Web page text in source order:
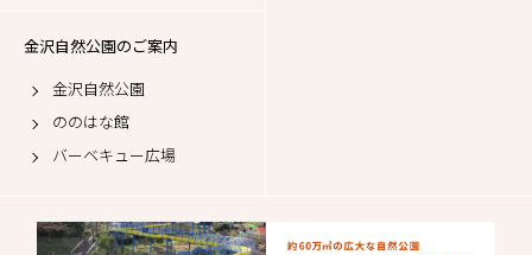
金沢自然公園のご案内
金沢自然公園
ののはな館
バーベキュー広場